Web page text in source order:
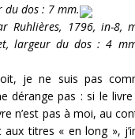
du dos : 7 mm.
Ruhlières, 1796, in-8,
largeur du dos : 4
je ne suis pas
dérange pas : si le livre
n’est pas à moi, au
titres « en long »,